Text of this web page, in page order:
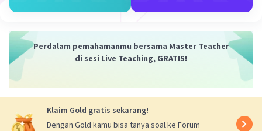
Perdalam pemahamanmu bersama Master Teacher
di sesi Live Teaching, GRATIS!
Klaim Gold gratis sekarang!
Dengan Gold kamu bisa tanya soal ke Forum